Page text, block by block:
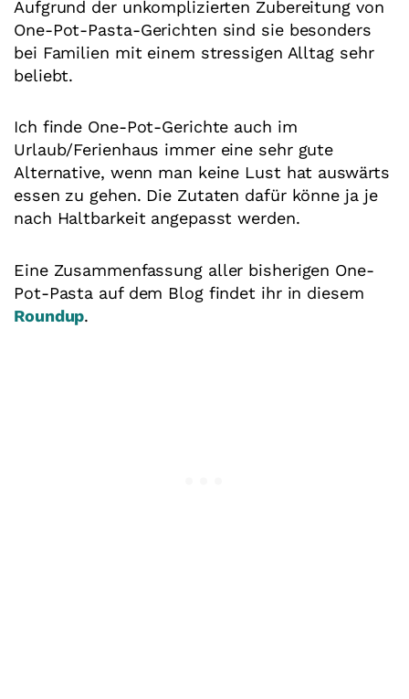
Aufgrund der unkomplizierten Zubereitung von
One-Pot-Pasta-Gerichten sind sie besonders
bei Familien mit einem stressigen Alltag sehr
beliebt.
Ich finde One-Pot-Gerichte auch im
Urlaub/Ferienhaus immer eine sehr gute
Alternative, wenn man keine Lust hat auswärts
essen zu gehen. Die Zutaten dafür könne ja je
nach Haltbarkeit angepasst werden.
Eine Zusammenfassung aller bisherigen One-
Pot-Pasta auf dem Blog findet ihr in diesem
Roundup.